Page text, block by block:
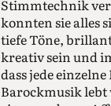
Stimmtechnik
konnten sie alles
tiefe Töne,
kreativ sein und
dass jede
Barockmusik lebt